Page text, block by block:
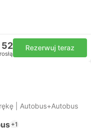
52 Rezerwuj teraz
| Autobus+Autobus
+1